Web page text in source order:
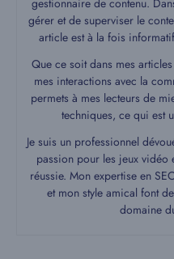
gérer et de superviser le
article est à la fois
Que ce soit dans mes
mes interactions avec la
permets à mes lecteurs de
techniques, ce qui est
Je suis un professionnel
passion pour les jeux vidéo
réussie. Mon expertise en
et mon style amical font
domaine